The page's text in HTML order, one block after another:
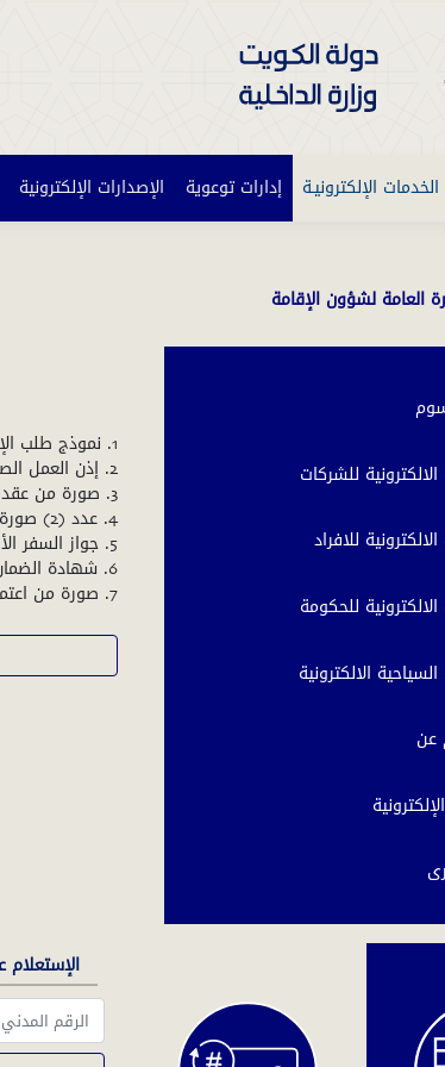
الخدمات الإلكترونيـة إدارات توعوية الإصدارات الإلكترونية
العامة لشؤون الإقامة
للشركات
للافراد
للحكومة
السياحية الالكترونية
عن
7. صورة من اعتماد التوقيع .
والغرامات